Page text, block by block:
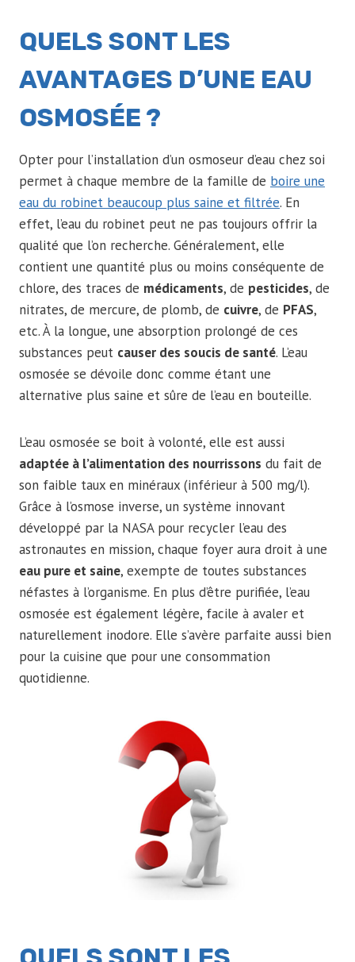
QUELS SONT LES
AVANTAGES D’UNE EAU
OSMOSÉE ?
Opter pour l’installation d’un osmoseur d’eau chez soi
permet à chaque membre de la famille de boire une
eau du robinet beaucoup plus saine et filtrée. En
effet, l’eau du robinet peut ne pas toujours offrir la
qualité que l’on recherche. Généralement, elle
contient une quantité plus ou moins conséquente de
chlore, des traces de médicaments, de pesticides, de
nitrates, de mercure, de plomb, de cuivre, de PFAS,
etc. À la longue, une absorption prolongé de ces
substances peut causer des soucis de santé. L’eau
osmosée se dévoile donc comme étant une
alternative plus saine et sûre de l’eau en bouteille.
L’eau osmosée se boit à volonté, elle est aussi
adaptée à l’alimentation des nourrissons du fait de
son faible taux en minéraux (inférieur à 500 mg/l).
Grâce à l’osmose inverse, un système innovant
développé par la NASA pour recycler l’eau des
astronautes en mission, chaque foyer aura droit à une
eau pure et saine, exempte de toutes substances
néfastes à l’organisme. En plus d’être purifiée, l’eau
osmosée est également légère, facile à avaler et
naturellement inodore. Elle s’avère parfaite aussi bien
pour la cuisine que pour une consommation
quotidienne.